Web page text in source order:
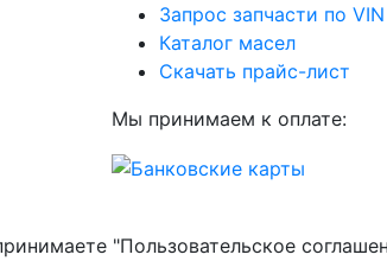
Запрос запчасти по VIN
Каталог масел
Скачать прайс-лист
Мы принимаем к оплате:
"Пользовательское